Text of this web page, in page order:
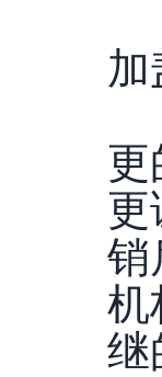
加
更
更
销
机
继